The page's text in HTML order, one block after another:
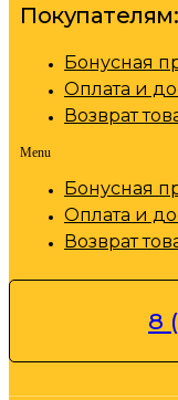
Покупателям:
Бонусная
Оплата и
Возврат
Menu
Бонусная
Оплата и
Возврат
8